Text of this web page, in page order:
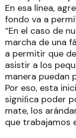
En esa línea,
fondo va a
“En el caso de
marcha de una
a permitir que
asistir a los
manera puedan
Por eso, esta
signiﬁca poder
mate, los
que trabajamos